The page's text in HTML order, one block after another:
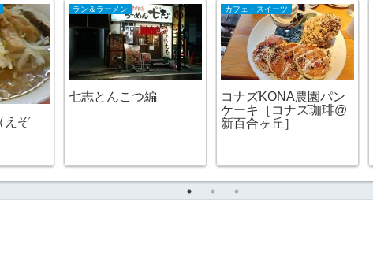
えぞ
ラン＆ラーメン
七志とんこつ編
カフェ・スイーツ
コナズKONA農園パン
ケーキ［コナズ珈琲@
新百合ヶ丘］